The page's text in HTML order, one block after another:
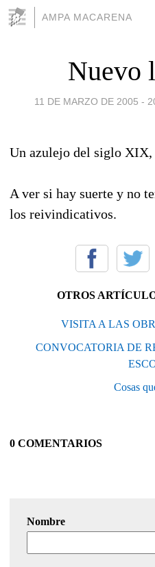
AMPA MACARENA
Nuevo
11 DE MARZO DE 2005 -
Un azulejo del siglo
A ver si hay suerte y no
los reivindicativos.
OTROS
VISITA A LAS
CONVOCATORIA DE
Cosas
0 COMENTARIOS
Nombre